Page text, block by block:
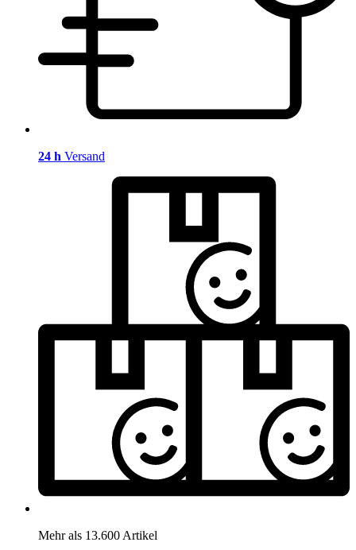
24 h Versand
Mehr als 13.600 Artikel